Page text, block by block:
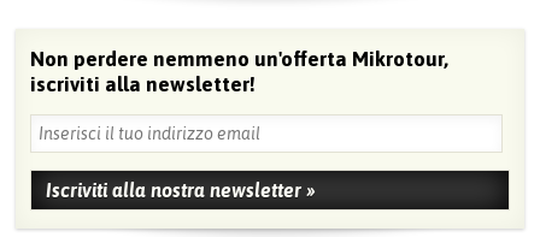
Non perdere nemmeno un'offerta Mikrotour,
iscriviti alla newsletter!